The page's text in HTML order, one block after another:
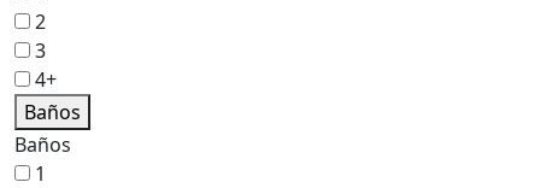
2
3
4+
Baños
Baños
1